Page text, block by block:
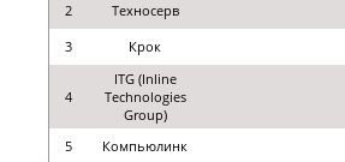
2
Техносерв
3
Крок
4
ITG (Inline
Technologies
Group)
5 Компьюлинк